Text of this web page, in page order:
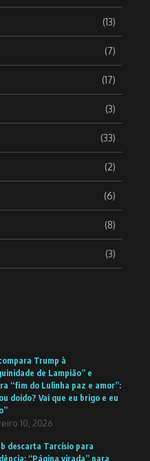
(13)
(7)
(17)
(3)
(33)
(2)
(6)
(8)
(3)
Trump à
de Lampião” e
“fim do Lulinha paz e amor”:
doido? Vai que eu brigo e eu
10, 2026
descarta Tarcísio para
“Página virada” para